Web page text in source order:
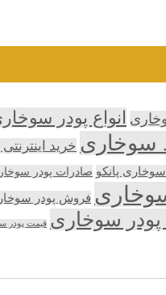
انواع پودر
سوخاری خرید
پانکو صادرات پودر
فروش پودر
سوخاری قیمت پودر